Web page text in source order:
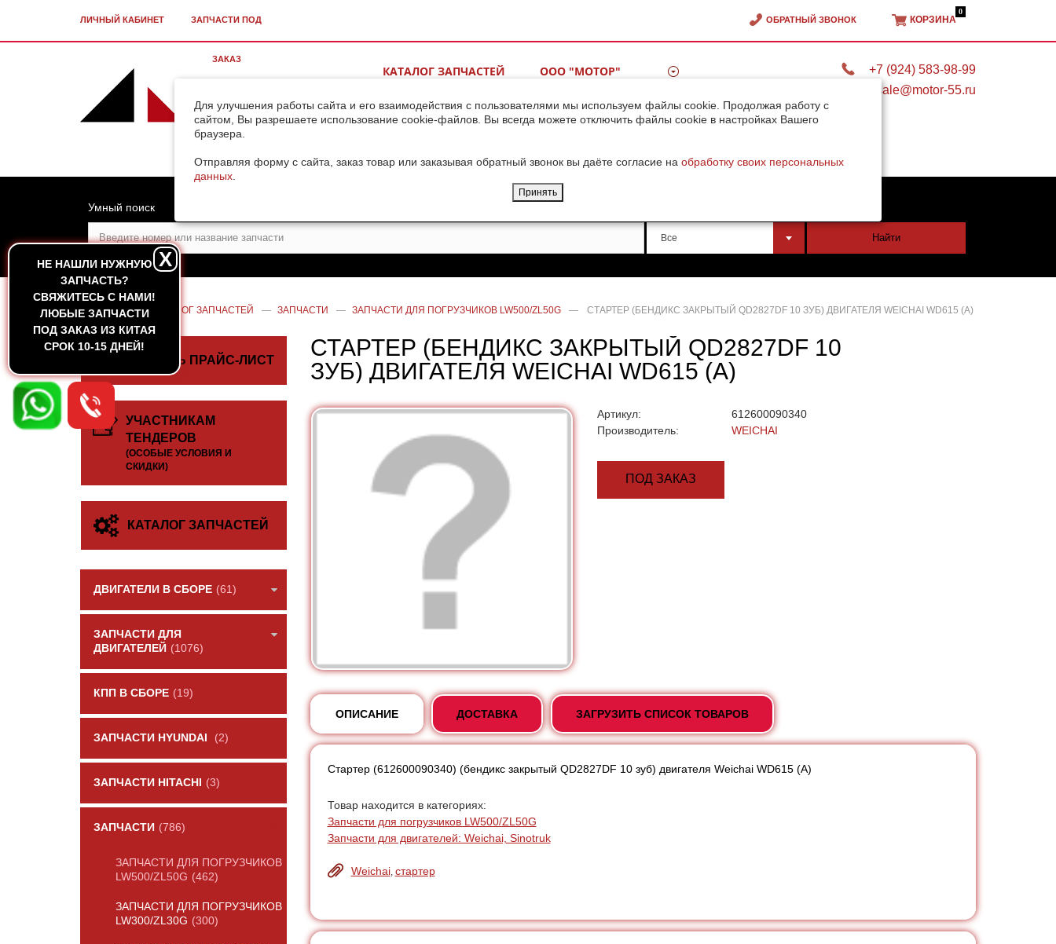
Для улучшения работы сайта и его взаимодействия с пользователями мы используем файлы cookie. Продолжая работу с
сайтом, Вы разрешаете использование cookie-файлов. Вы всегда можете отключить файлы cookie в настройках Вашего
браузера.
Отправляя форму с сайта, заказ товар или заказывая обратный звонок вы даёте согласие на обработку своих персональных
данных
Принять
ЛИЧНЫЙ КАБИНЕТ ЗАПЧАСТИ ПОД
ЗАКАЗ
ОБРАТНЫЙ ЗВОНОК КОРЗИНА
0
КАТАЛОГ ЗАПЧАСТЕЙ ООО "МОТОР"
ВИДЕОГАЛЕРЕЯ КОНТАКТЫ
+7 (924) 583-98-99
sale@motor-55.ru
НЕ НАШЛИ НУЖНУЮ
ЗАПЧАСТЬ?
CВЯЖИТЕСЬ С НАМИ!
ЛЮБЫЕ ЗАПЧАСТИ
ПОД ЗАКАЗ ИЗ КИТАЯ
СРОК 10-15 ДНЕЙ!
X
Умный поиск
Все Найти
ГЛАВНАЯ — КАТАЛОГ ЗАПЧАСТЕЙ — ЗАПЧАСТИ — ЗАПЧАСТИ ДЛЯ ПОГРУЗЧИКОВ LW500/ZL50G — СТАРТЕР (БЕНДИКС ЗАКРЫТЫЙ QD2827DF 10 ЗУБ) ДВИГАТЕЛЯ WEICHAI WD615 (А)
СКАЧАТЬ ПРАЙС-ЛИСТ
УЧАСТНИКАМ
ТЕНДЕРОВ
(ОСОБЫЕ УСЛОВИЯ И
СКИДКИ)
КАТАЛОГ ЗАПЧАСТЕЙ
ДВИГАТЕЛИ В СБОРЕ (61)
ЗАПЧАСТИ ДЛЯ
ДВИГАТЕЛЕЙ (1076)
КПП В СБОРЕ (19)
ЗАПЧАСТИ HYUNDAI (2)
ЗАПЧАСТИ HITACHI (3)
ЗАПЧАСТИ (786)
ЗАПЧАСТИ ДЛЯ ПОГРУЗЧИКОВ
LW500/ZL50G (462)
ЗАПЧАСТИ ДЛЯ ПОГРУЗЧИКОВ
LW300/ZL30G (300)
СТАРТЕР (БЕНДИКС ЗАКРЫТЫЙ QD2827DF 10
ЗУБ) ДВИГАТЕЛЯ WEICHAI WD615 (А)
Артикул:
612600090340
Производитель:
WEICHAI
ПОД ЗАКАЗ
ОПИСАНИЕ ДОСТАВКА ЗАГРУЗИТЬ СПИСОК ТОВАРОВ
Стартер (612600090340) (бендикс закрытый QD2827DF 10 зуб) двигателя Weichai WD615 (А)
Товар находится в категориях:
Запчасти для погрузчиков LW500/ZL50G
Запчасти для двигателей: Weichai, Sinotruk
Weichai, стартер